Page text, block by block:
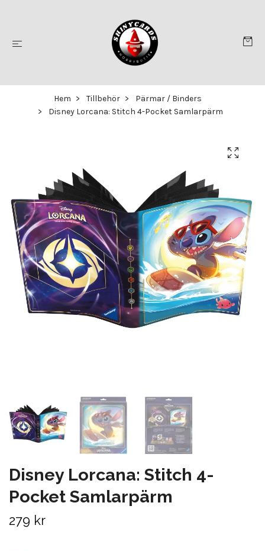
Hem Tillbehör
Pärmar / Binders
Disney Lorcana: Stitch 4-Pocket Samlarpärm
Disney Lorcana: Stitch 4-
Pocket Samlarpärm
279 kr